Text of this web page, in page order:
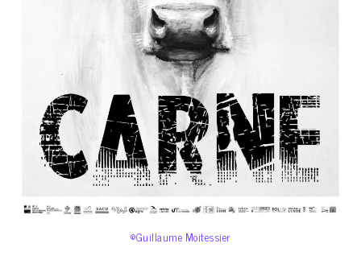
©Guillaume Moitessier